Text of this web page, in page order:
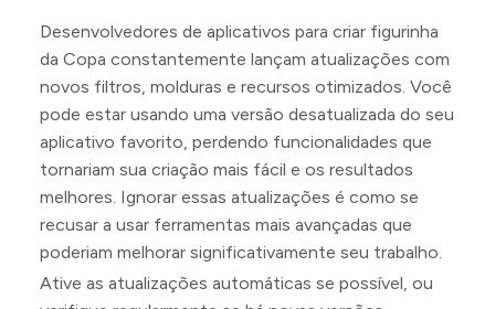
Desenvolvedores de aplicativos para criar figurinha
da Copa constantemente lançam atualizações com
novos filtros, molduras e recursos otimizados. Você
pode estar usando uma versão desatualizada do seu
aplicativo favorito, perdendo funcionalidades que
tornariam sua criação mais fácil e os resultados
melhores. Ignorar essas atualizações é como se
recusar a usar ferramentas mais avançadas que
poderiam melhorar significativamente seu trabalho.
Ative as atualizações automáticas se possível, ou